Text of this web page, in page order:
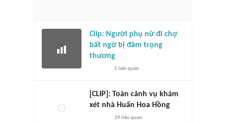
Clip: Người phụ nữ đi chợ
bất ngờ bị đâm trọng
thương
5 liên quan
[CLIP]: Toàn cảnh vụ khám
xét nhà Huấn Hoa Hồng
39 liên quan